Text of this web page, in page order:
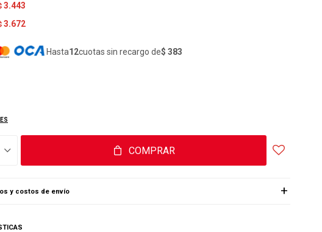
3.443
3.672
Hasta12cuotas sin recargo de$ 383
COMPRAR
y costos de envío